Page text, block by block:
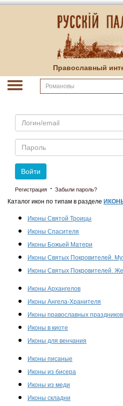
Православный
Email
Пароль
Войти
Регистрация · Забыли пароль?
Каталог икон по типам в разделе
Иконы Святой Троицы
Иконы Спасителя
Иконы Божьей Матери
Иконы Святых Покровителей.
Иконы Святых Покровителей.
Иконы Архангелов
Иконы Ангела-Хранителя
Иконы православных праздников
Иконы в киоте
Иконы для венчания
Иконы писаные
Иконы из бисера
Иконы из меди
Иконы складни